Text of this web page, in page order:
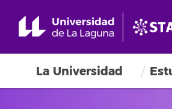
La Universidad